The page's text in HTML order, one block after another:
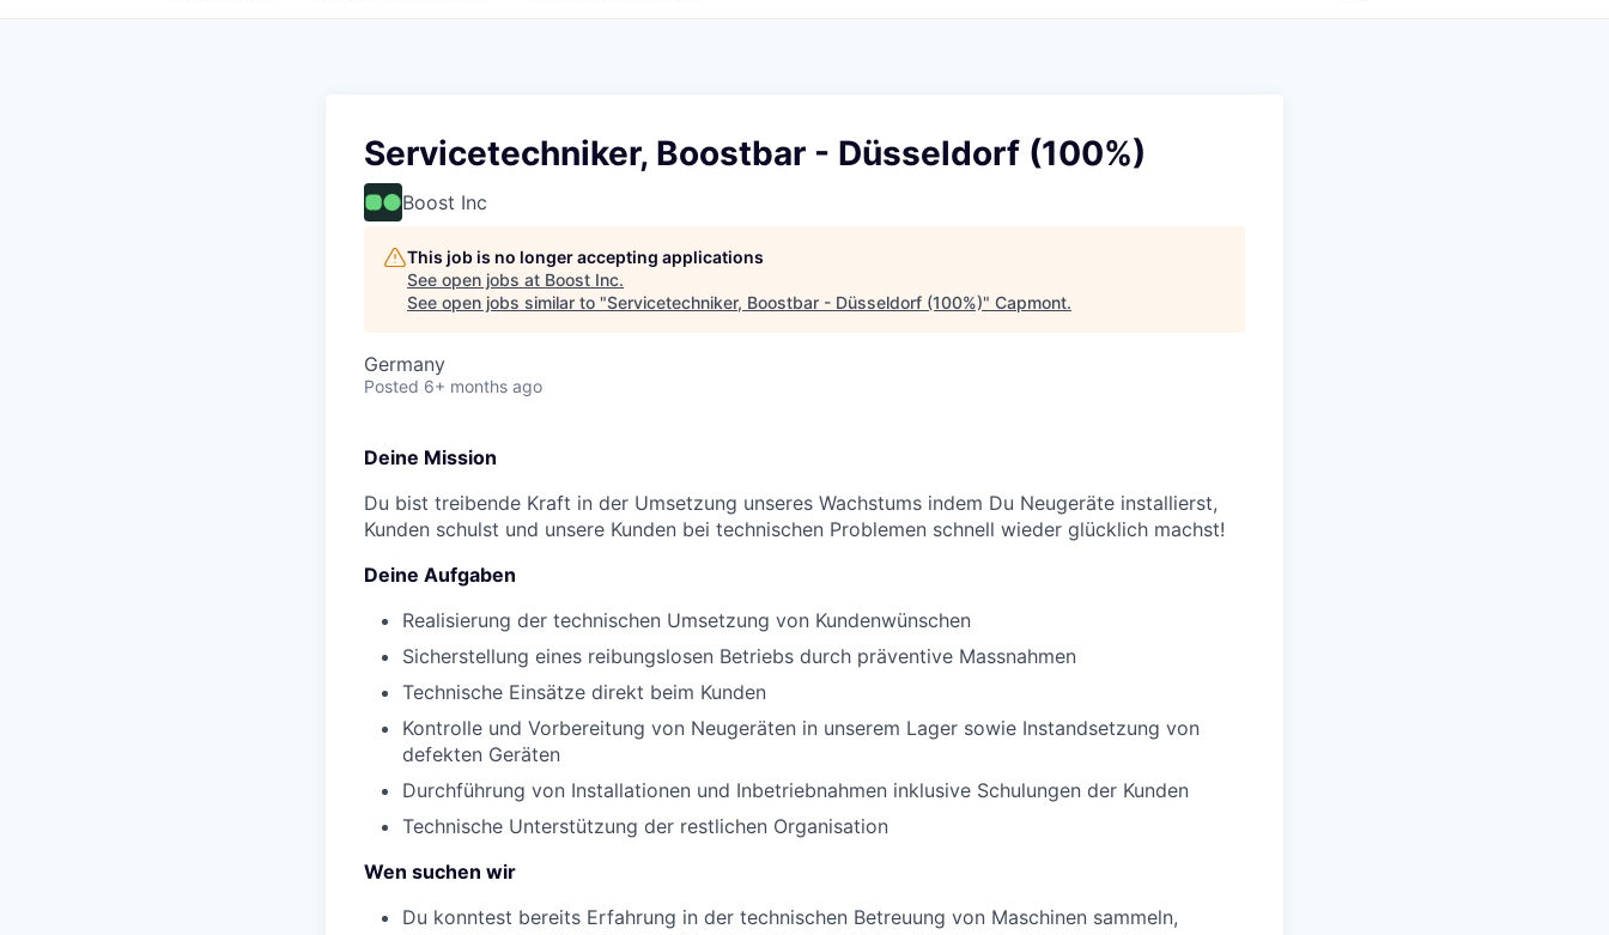
Servicetechniker, Boostbar - Düsseldorf (100%)
Boost Inc
This job is no longer accepting applications
See open jobs at Boost Inc.
See open jobs similar to "Servicetechniker, Boostbar - Düsseldorf (100%)" Capmont.
Germany
Posted 6+ months ago
Deine Mission
Du bist treibende Kraft in der Umsetzung unseres Wachstums indem Du Neugeräte installierst,
Kunden schulst und unsere Kunden bei technischen Problemen schnell wieder glücklich machst!
Deine Aufgaben
Realisierung der technischen Umsetzung von Kundenwünschen
Sicherstellung eines reibungslosen Betriebs durch präventive Massnahmen
Technische Einsätze direkt beim Kunden
Kontrolle und Vorbereitung von Neugeräten in unserem Lager sowie Instandsetzung von
defekten Geräten
Durchführung von Installationen und Inbetriebnahmen inklusive Schulungen der Kunden
Technische Unterstützung der restlichen Organisation
Wen suchen wir
Du konntest bereits Erfahrung in der technischen Betreuung von Maschinen sammeln,